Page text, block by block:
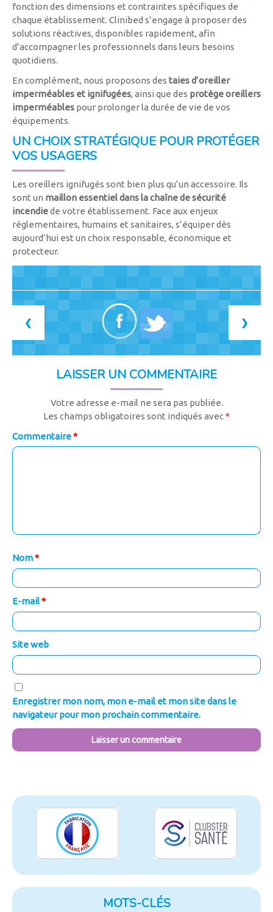
fonction des dimensions et contraintes spécifiques de
chaque établissement. Clinibed s’engage à proposer des
solutions réactives, disponibles rapidement, afin
d’accompagner les professionnels dans leurs besoins
quotidiens.
En complément, nous proposons des taies d’oreiller
imperméables et ignifugées, ainsi que des protège oreillers
imperméables pour prolonger la durée de vie de vos
équipements.
UN CHOIX STRATÉGIQUE POUR PROTÉGER
VOS USAGERS
Les oreillers ignifugés sont bien plus qu’un accessoire. Ils
sont un maillon essentiel dans la chaîne de sécurité
incendiede votre établissement. Face aux enjeux
réglementaires, humains et sanitaires, s’équiper dès
aujourd’hui est un choix responsable, économique et
protecteur.
❮ ❯
LAISSER UN COMMENTAIRE
Votre adresse e-mail ne sera pas publiée.
Les champs obligatoires sont indiqués avec*
Commentaire*
Nom*
E-mail*
Site web
Enregistrer mon nom, mon e-mail et mon site dans le
navigateur pour mon prochain commentaire.
MOTS-CLÉS